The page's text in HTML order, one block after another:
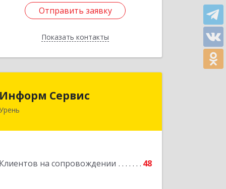
Отправить заявку
Показать контакты
Отправить заявку
Назад
Информ Сервис
Клиентов на сопровождении 48
606800, Нижегородская обл, Уренский